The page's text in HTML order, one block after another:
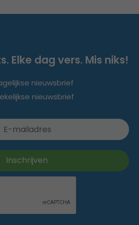
Elke dag vers. Mis niks!
nieuwsbrief
nieuwsbrief